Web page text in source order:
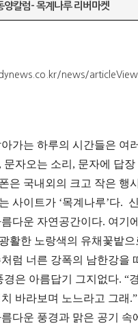
양칼럼- 목계나루 리버마켓
news/
가는 하루의 시간들은 여
문자오는 소리, 문자에 답
은 국내외의 크고 작은 행
사이트가 ‘목계나루’다.
다운 자연공간이다. 여기
활한 노랑색의 유채꽃밭
럼 너른 강폭의 남한강을
경은 아름답기 그지없다. “
바라보며 노느라고 그래
다운 풍경과 맑은 공기